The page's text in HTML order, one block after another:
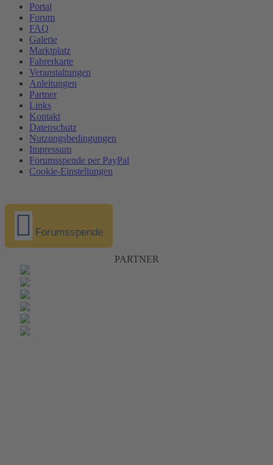
Portal
Forum
FAQ
Galerie
Marktplatz
Fahrerkarte
Veranstaltungen
Anleitungen
Partner
Links
Kontakt
Datenschutz
Nutzungsbedingungen
Impressum
Forumsspende per PayPal
Cookie-Einstellungen
Forumsspende
PARTNER